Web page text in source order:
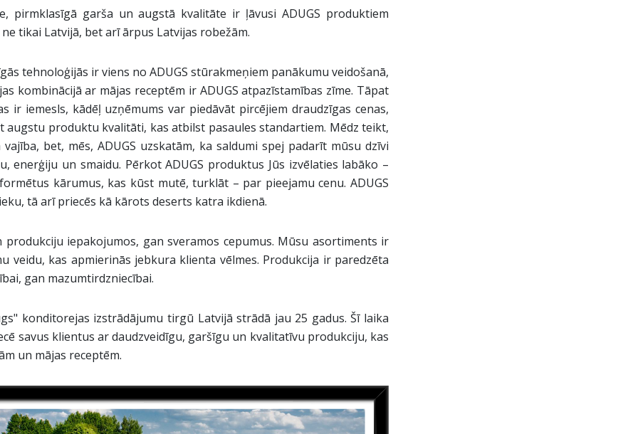
pirmklasīgā garša un augstā kvalitāte ir ļāvusi ADUGS produktiem
tikai Latvijā, bet arī ārpus Latvijas robežām.
tehnoloģijās ir viens no ADUGS stūrakmeņiem panākumu veidošanā,
kombinācijā ar mājas receptēm ir ADUGS atpazīstamības zīme. Tāpat
ir iemesls, kādēļ uzņēmums var piedāvāt pircējiem draudzīgas cenas,
augstu produktu kvalitāti, kas atbilst pasaules standartiem. Mēdz teikt,
bet, mēs, ADUGS uzskatām, ka saldumi spej padarīt mūsu dzīvi
enerģiju un smaidu. Pērkot ADUGS produktus Jūs izvēlaties labāko –
kārumus, kas kūst mutē, turklāt – par pieejamu cenu. ADUGS
tā arī priecēs kā kārots deserts katra ikdienā.
produkciju iepakojumos, gan sveramos cepumus. Mūsu asortiments ir
veidu, kas apmierinās jebkura klienta vēlmes. Produkcija ir paredzēta
gan mazumtirdzniecībai.
konditorejas izstrādājumu tirgū Latvijā strādā jau 25 gadus. Šī laika
savus klientus ar daudzveidīgu, garšīgu un kvalitatīvu produkciju, kas
un mājas receptēm.